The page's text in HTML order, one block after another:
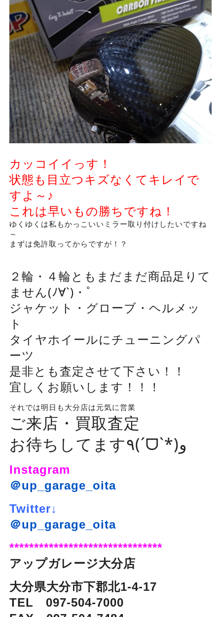
カッコイイっす！
状態も目立つキズなくてキレイで
すよ～♪
これは早いもの勝ちですね！
ゆくゆくは私もかっこいいミラー取り付けしたいですね
～
まずは免許取ってからですが！？
２輪・４輪ともまだまだ商品足りて
ません(ﾉ∀`)・ﾟ
ジャケット・グローブ・ヘルメッ
ト
タイヤホイールにチューニングパ
ーツ
是非とも査定させて下さい！！
宜しくお願いします！！！
それでは明日も大分店は元気に営業
ご来店・買取査定
お待ちしてます٩(ˊᗜˋ*)و
Instagram
＠up_garage_oita
Twitter↓
＠up_garage_oita
*******************************
アップガレージ大分店
大分県大分市下郡北1-4-17
TEL 097-504-7000